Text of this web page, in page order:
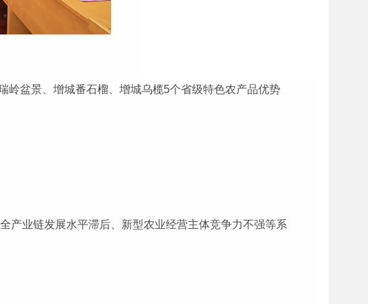
岭盆景、增城番石榴、增城乌榄5个省级特色农产品优势
产业链发展水平滞后、新型农业经营主体竞争力不强等系